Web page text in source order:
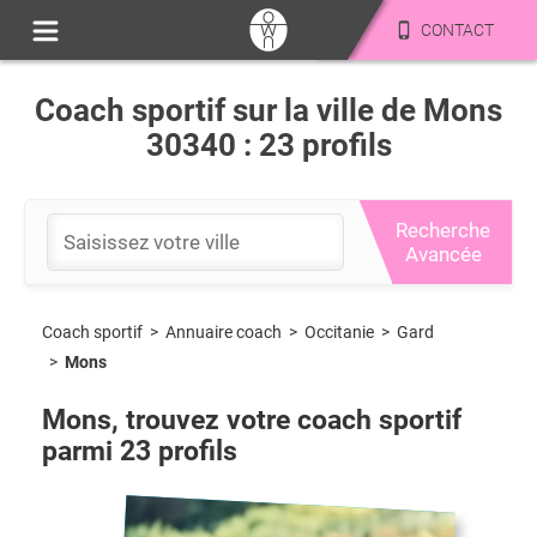
CONTACT
Coach sportif sur la ville de Mons
30340 : 23 profils
Recherche
Avancée
Coach sportif > Annuaire coach > Occitanie > Gard
> Mons
Mons, trouvez votre coach sportif
parmi 23 profils